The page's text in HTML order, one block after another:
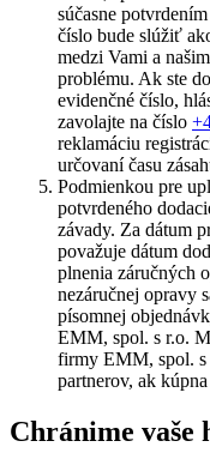
súčasne
číslo bude slúžiť
medzi Vami a
problému. Ak ste
evidenčné číslo,
zavolajte na číslo
reklamáciu
určovaní času
Podmienkou pre
potvrdeného
závady. Za dátum
považuje dátum
plnenia záručných
nezáručnej opravy
písomnej
EMM, spol. s r.o.
firmy EMM, spol. s
partnerov, ak
Chránime vaše